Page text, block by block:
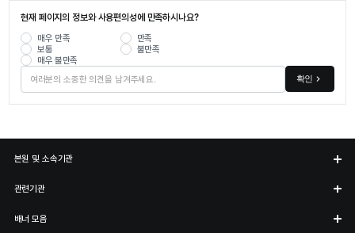
현재 페이지의 정보와 사용편의성에 만족하시나요?
매우 만족
만족
보통
불만족
매우 불만족
확인
본원 및 소속기관
관련기관
배너 모음